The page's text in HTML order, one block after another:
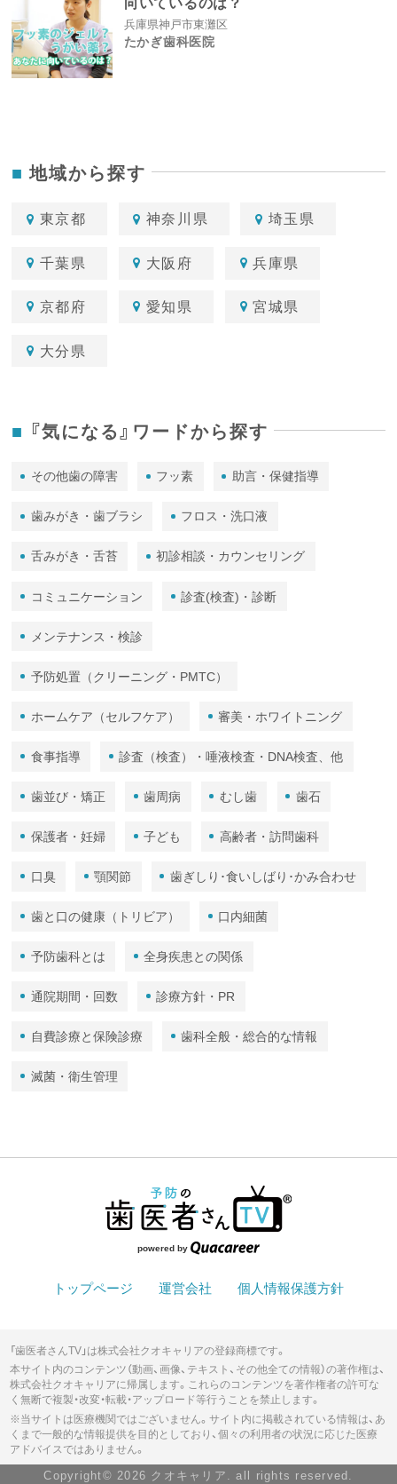
兵庫県神戸市東灘区
たかぎ歯科医院
地域から探す
東京都 神奈川県 埼玉県
千葉県 大阪府 兵庫県
京都府 愛知県 宮城県
大分県
『気になる』ワードから探す
その他歯の障害 フッ素 助言・保健指導
歯みがき・歯ブラシ フロス・洗口液
舌みがき・舌苔 初診相談・カウンセリング
コミュニケーション 診査(検査)・診断
メンテナンス・検診
予防処置（クリーニング・PMTC）
ホームケア（セルフケア） 審美・ホワイトニング
食事指導 診査（検査）・唾液検査・DNA検査、他
歯並び・矯正 歯周病 むし歯 歯石
保護者・妊婦 子ども 高齢者・訪問歯科
口臭 顎関節 歯ぎしり･食いしばり･かみ合わせ
歯と口の健康（トリビア） 口内細菌
予防歯科とは 全身疾患との関係
通院期間・回数 診療方針・PR
自費診療と保険診療 歯科全般・総合的な情報
滅菌・衛生管理
powered by
トップページ 運営会社 個人情報保護方針
「歯医者さんTV」は株式会社クオキャリアの登録商標です。
本サイト内のコンテンツ（動画、画像、テキスト、その他全ての情報）の著作権は、
株式会社クオキャリアに帰属します。これらのコンテンツを著作権者の許可な
く無断で複製・改変・転載・アップロード等行うことを禁止します。
※当サイトは医療機関ではございません。サイト内に掲載されている情報は、あ
くまで一般的な情報提供を目的としており、個々の利用者の状況に応じた医療
アドバイスではありません。
Copyright© 2026 クオキャリア. all rights reserved.